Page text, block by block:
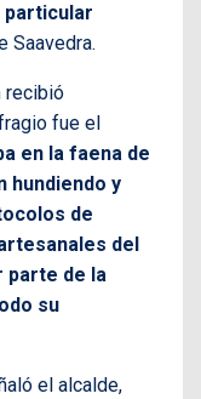
particular
Saavedra.
recibió
fue el
en la faena de
hundiendo y
de
del
parte de la
su
el alcalde,